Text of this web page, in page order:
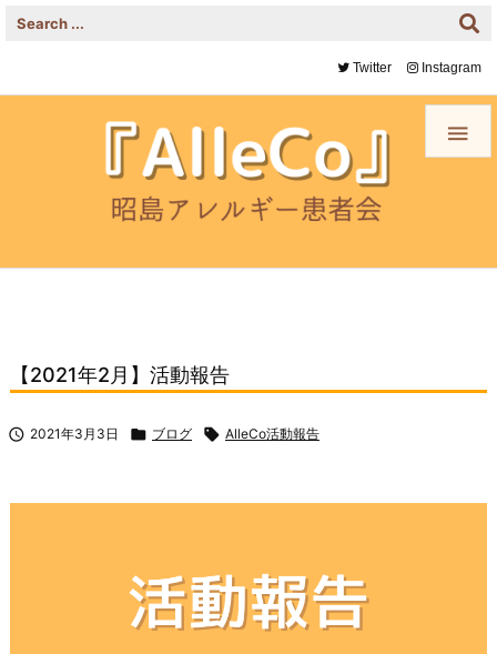

Twitter Instagram
【2021年2月】活動報告
 2021年3月3日  ブログ  AlleCo活動報告